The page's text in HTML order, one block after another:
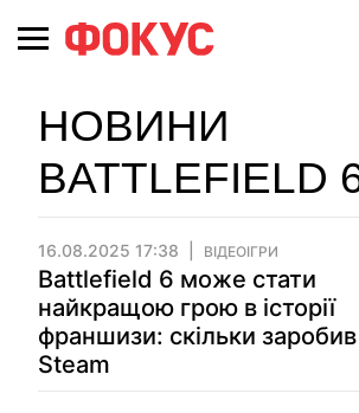
НОВИНИ
BATTLEFIELD
16.08.2025 17:38 ВІДЕОІГРИ
Battlefield 6 може стати
найкращою грою в історії
франшизи: скільки заробив
Steam